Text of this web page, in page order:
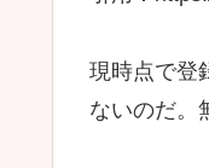
現時点で登
ないのだ。